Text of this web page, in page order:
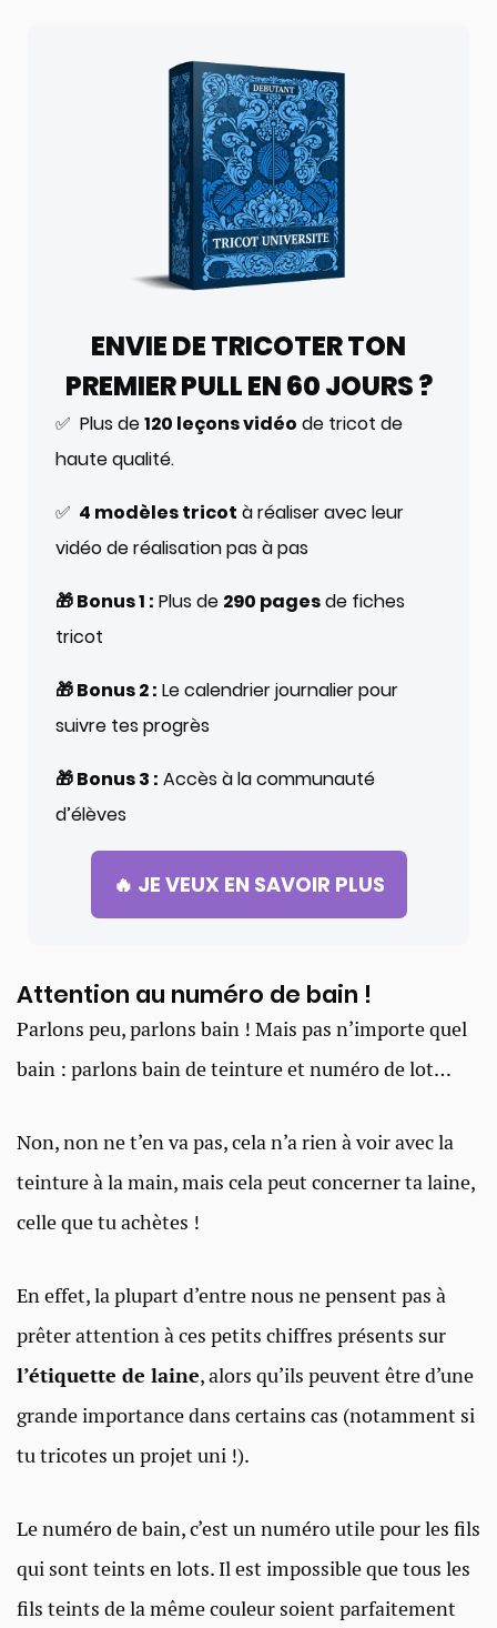
ENVIE DE TRICOTER TON
PREMIER PULL EN 60 JOURS ?
✅ Plus de120 leçons vidéo de tricot de
haute qualité.
✅ 4 modèles tricot à réaliser avec leur
vidéo de réalisation pas à pas
🎁 Bonus 1 : Plus de 290 pagesde fiches
tricot
🎁 Bonus 2 : Le calendrier journalier pour
suivre tes progrès
🎁 Bonus 3 : Accès à la communauté
d’élèves
🔥 JE VEUX EN SAVOIR PLUS
Attention au numéro de bain !​
Parlons peu, parlons bain ! Mais pas n’importe quel
bain : parlons bain de teinture et numéro de lot…
Non, non ne t’en va pas, cela n’a rien à voir avec la
teinture à la main, mais cela peut concerner ta laine,
celle que tu achètes !
En effet, la plupart d’entre nous ne pensent pas à
prêter attention à ces petits chiffres présents sur
l’étiquette de laine, alors qu’ils peuvent être d’une
grande importance dans certains cas (notamment si
tu tricotes un projet uni !).
Le numéro de bain, c’est un numéro utile pour les fils
qui sont teints en lots. Il est impossible que tous les
fils teints de la même couleur soient parfaitement